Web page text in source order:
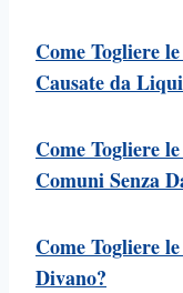
Come Togliere
Causate da
Come Togliere
Comuni Senza
Come Togliere
Divano?